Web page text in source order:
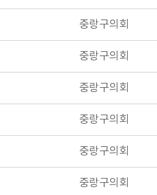
중랑구의회
중랑구의회
중랑구의회
중랑구의회
중랑구의회
중랑구의회